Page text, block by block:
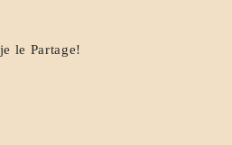
le Partage!